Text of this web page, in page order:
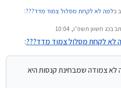
בלמה לא לקחת מסלול צמוד מדד???:
היום משתנה לא צמודה שמבחינת קנסות
בעוד שנה שנתיים נגלה פתאום שהקרן
כמעט כמו שהייתה בעת לקיחתה.
בכג חשוון תשפ״ו, 10:04
לאחרונה על ידי
לא לקחת מסלול צמוד מדד???:
צמודה שמבחינת קנסות היא